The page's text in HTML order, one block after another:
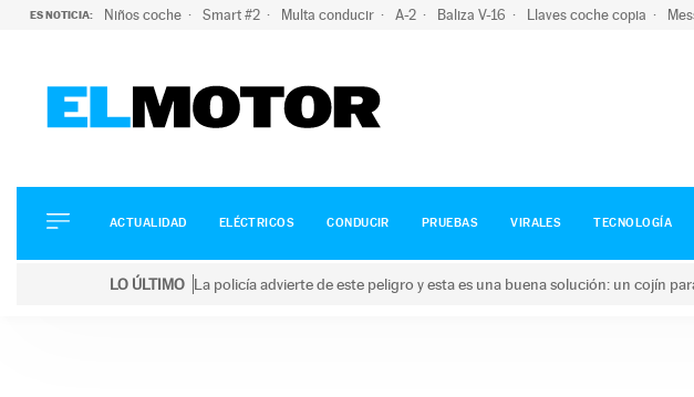
ES NOTICIA: Niños coche Smart #2 Multa conducir A-2 Baliza V-16 Llaves coche copia
ELÉCTRICOS
CONDUCIR
ACTUALIDAD ELÉCTRICOS CONDUCIR PRUEBAS VIRALES TECNOLOGÍA
LO ÚLTIMO La policía advierte de este peligro y esta es una buena solución: un cojín